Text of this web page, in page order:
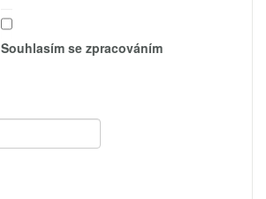
Souhlasím se zpracováním